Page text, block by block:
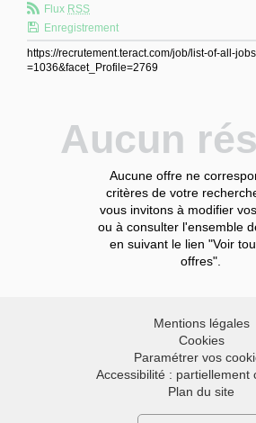
Flux RSS
Enregistrement
https://recrutement.teract.com/job/list-of-all-
=1036&facet_Profile=2769
Aucun
Aucune offre ne
critères de votre
vous invitons à modifier
ou à consulter l'ensemble
en suivant le lien "Voir
offres".
Mentions légales
Cookies
Paramétrer vos
Accessibilité : partiellement
Plan du site